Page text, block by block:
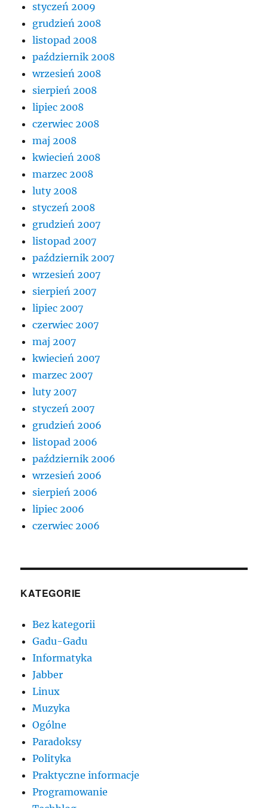
styczeń 2009
grudzień 2008
listopad 2008
październik 2008
wrzesień 2008
sierpień 2008
lipiec 2008
czerwiec 2008
maj 2008
kwiecień 2008
marzec 2008
luty 2008
styczeń 2008
grudzień 2007
listopad 2007
październik 2007
wrzesień 2007
sierpień 2007
lipiec 2007
czerwiec 2007
maj 2007
kwiecień 2007
marzec 2007
luty 2007
styczeń 2007
grudzień 2006
listopad 2006
październik 2006
wrzesień 2006
sierpień 2006
lipiec 2006
czerwiec 2006
KATEGORIE
Bez kategorii
Gadu-Gadu
Informatyka
Jabber
Linux
Muzyka
Ogólne
Paradoksy
Polityka
Praktyczne informacje
Programowanie